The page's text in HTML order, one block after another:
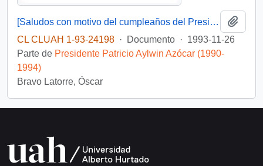
[Saludos con motivo del cumpleaños del Presidente]
CL CLUAH 1-93-24198 · Documento · 1993-11-26
Parte de Presidente Patricio Aylwin Azócar (1990-
1994)
Bravo Latorre, Óscar